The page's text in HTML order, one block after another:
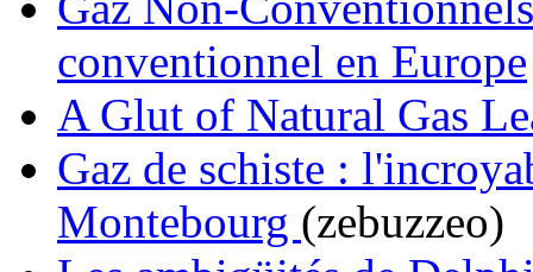
conventionnel en Europe
A Glut of Natural Gas
Gaz de schiste :
Montebourg (zebuzzeo)